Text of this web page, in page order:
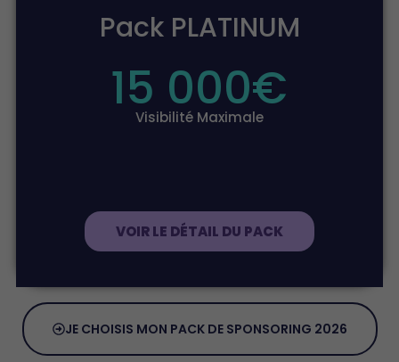
Pack PLATINUM
15 000€
Visibilité Maximale
VOIR LE DÉTAIL DU PACK
JE CHOISIS MON PACK DE SPONSORING 2026